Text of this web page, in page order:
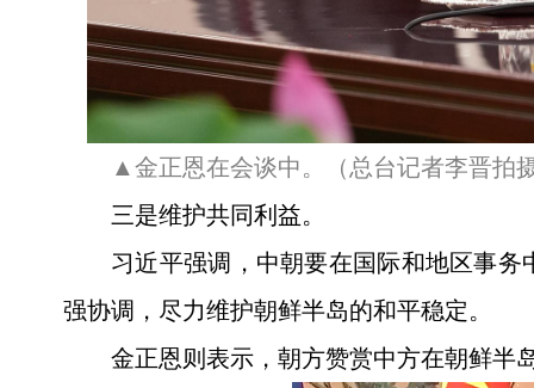
▲金正恩在会谈中。（总台记者李晋拍
三是维护共同利益。
习近平强调，中朝要在国际和地区事
强协调，尽力维护朝鲜半岛的和平稳定。
金正恩则表示，朝方赞赏中方在朝鲜半